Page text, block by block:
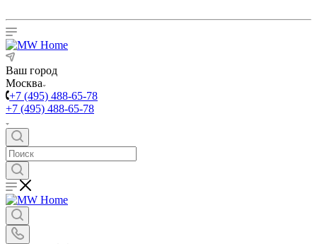
Ваш город
Москва
+7 (495) 488-65-78
+7 (495) 488-65-78